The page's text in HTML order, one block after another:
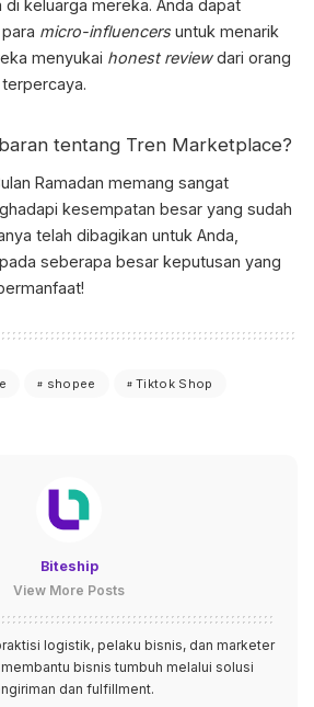
di keluarga mereka. Anda dapat
micro-influencersuntuk menarik
menyukai honest reviewdari orang
tentang Tren Marketplace?
Ramadan memang sangat
kesempatan besar yang sudah
telah dibagikan untuk Anda,
seberapa besar keputusan yang
shopee
Tiktok Shop
Biteship
View More Posts
logistik, pelaku bisnis, dan marketer
bisnis tumbuh melalui solusi
dan fulfillment.